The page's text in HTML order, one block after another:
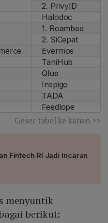
2. PrivyID
Halodoc
1. Roambee
2. SiCepat
Evermos
TaniHub
Qlue
Inspigo
TADA
Feedlope
Geser tabel ke kanan >>
Fintech RI Jadi Incaran
menyuntik
berikut: